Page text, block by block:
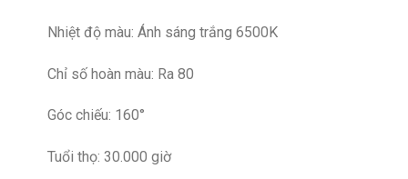
Nhiệt độ màu: Ánh sáng trắng 6500K
Chỉ số hoàn màu: Ra 80
Góc chiếu: 160°
Tuổi thọ: 30.000 giờ